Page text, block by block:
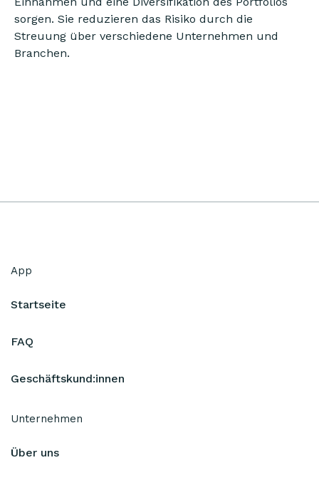
sorgen. Sie reduzieren das Risiko durch die
Streuung über verschiedene Unternehmen und
Branchen.
App
Startseite
FAQ
Geschäftskund:innen
Unternehmen
Über uns